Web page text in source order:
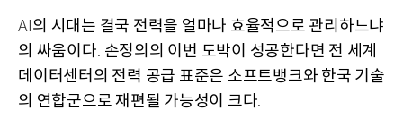
AI 의 시대는 결국 전력을 얼마나 효율적으로 관리하느냐
의 싸움이다. 손정의의 이번 도박이 성공한다면 전 세계
데이터센터의 전력 공급 표준은 소프트뱅크와 한국 기술
의 연합군으로 재편될 가능성이 크다.